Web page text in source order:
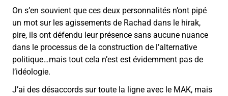
On s’en souvient que ces deux personnalités n’ont pipé
un mot sur les agissements de Rachad dans le hirak,
pire, ils ont défendu leur présence sans aucune nuance
dans le processus de la construction de l’alternative
politique…mais tout cela n’est est évidemment pas de
l’idéologie.
J’ai des désaccords sur toute la ligne avec le MAK, mais